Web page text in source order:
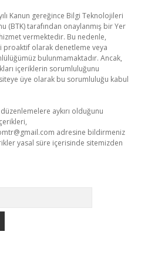
Kanun gereğince Bilgi Teknolojileri
(BTK) tarafından onaylanmış bir Yer
hizmet vermektedir. Bu nedenle,
proaktif olarak denetleme veya
bulunmamaktadır. Ancak,
içeriklerin sorumluluğunu
üye olarak bu sorumluluğu kabul
aykırı olduğunu
adresine bildirmeniz
yasal süre içerisinde sitemizden